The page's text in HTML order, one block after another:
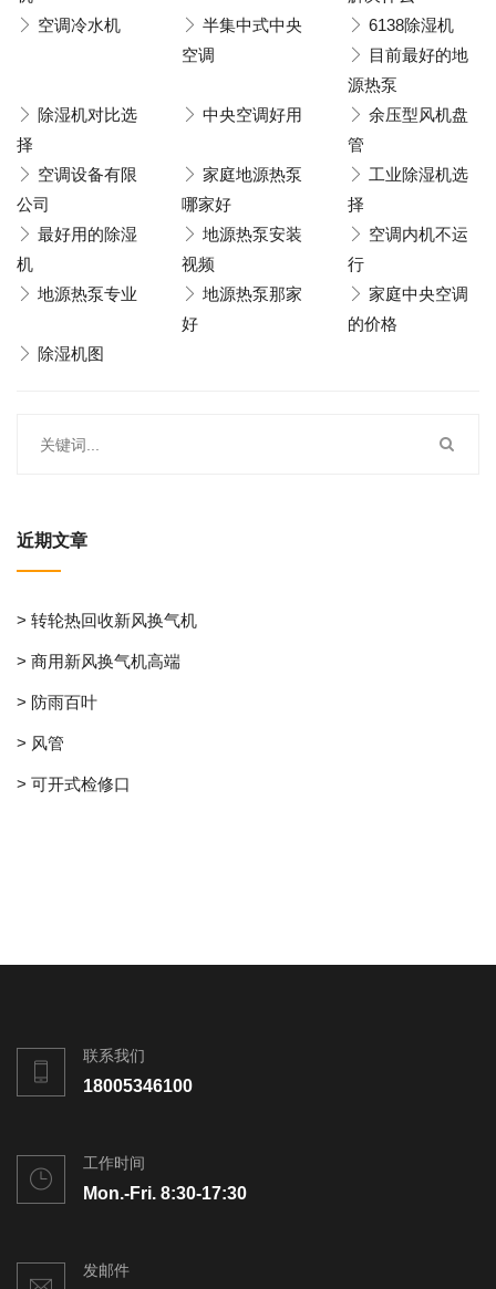
空调冷水机
半集中式中央
空调
6138除湿机
目前最好的地
源热泵
除湿机对比选
择
中央空调好用
余压型风机盘
管
空调设备有限
公司
家庭地源热泵
哪家好
工业除湿机选
择
最好用的除湿
机
地源热泵安装
视频
空调内机不运
行
地源热泵专业
地源热泵那家
好
家庭中央空调
的价格
除湿机图
近期文章
> 转轮热回收新风换气机
> 商用新风换气机高端
> 防雨百叶
> 风管
> 可开式检修口
联系我们
18005346100
工作时间
Mon.-Fri. 8:30-17:30
发邮件